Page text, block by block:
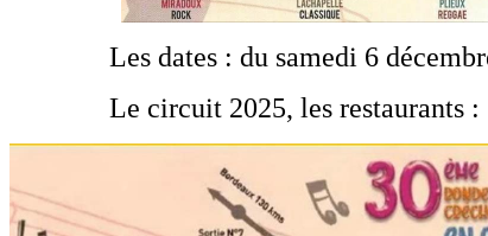
Les dates : du samedi 6
Le circuit 2025, les restaurants :